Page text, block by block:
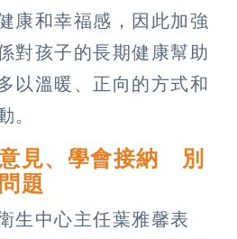
康和幸福感，因此加強
對孩子的長期健康幫助
以溫暖、正向的方式和
。
見、學會接納 別
題
生中心主任葉雅馨表